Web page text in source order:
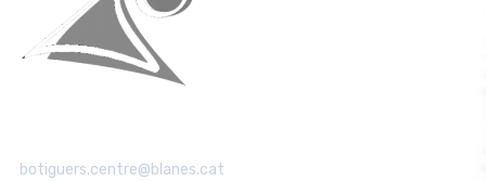
botiguers.centre@blanes.cat